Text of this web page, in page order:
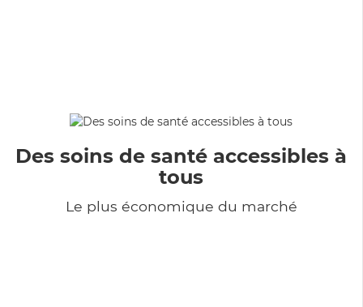
Des soins de santé accessibles à
tous
Le plus économique du marché